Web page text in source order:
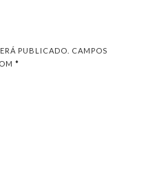
PUBLICADO.
CAMPOS
*